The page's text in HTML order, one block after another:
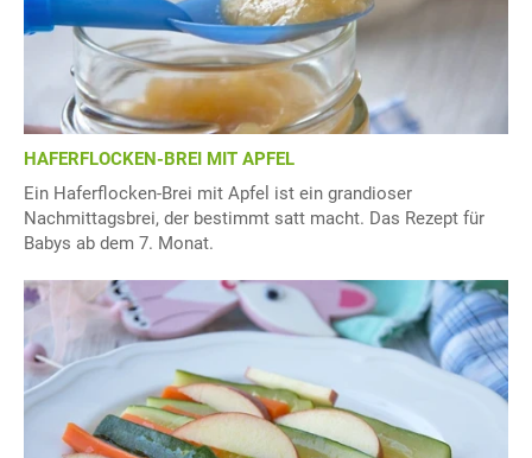
HAFERFLOCKEN-BREI MIT APFEL
Ein Haferflocken-Brei mit Apfel ist ein grandioser
Nachmittagsbrei, der bestimmt satt macht. Das Rezept für
Babys ab dem 7. Monat.